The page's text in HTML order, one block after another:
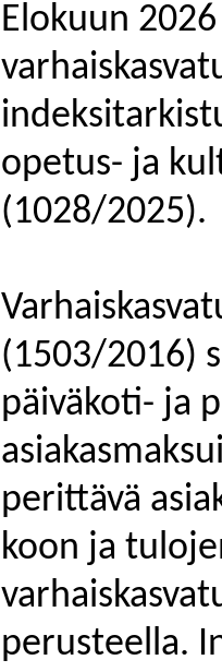
Elokuun
opetus- ja
(1028/2025).
(1503/2016)
päiväkoti- ja
perittävä
koon ja
perusteella.